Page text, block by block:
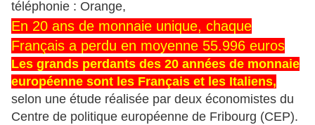
téléphonie : Orange,
En 20 ans de monnaie unique, chaque
Français a perdu en moyenne 55.996 euros
Les grands perdants des 20 années de monnaie
européenne sont les Français et les Italiens,
selon une étude réalisée par deux économistes du
Centre de politique européenne de Fribourg (CEP).